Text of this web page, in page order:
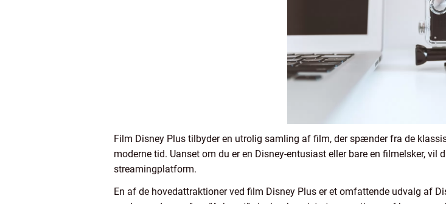
Film Disney Plus tilbyder en utrolig samling af film, der spænder fra de
moderne tid. Uanset om du er en Disney-entusiast eller bare en filmelsker,
streamingplatform.
En af de hovedattraktioner ved film Disney Plus er et omfattende udvalg af